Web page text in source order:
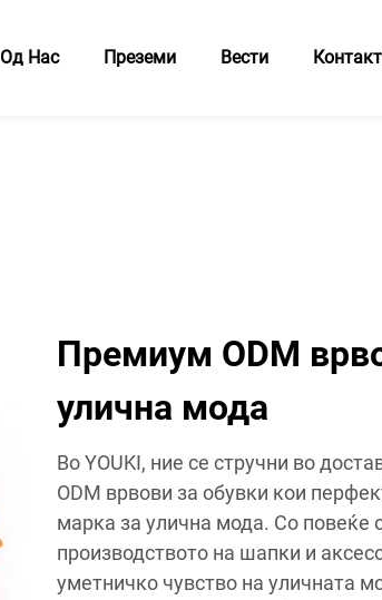
Од Нас Преземи Вести
Премиум ODM
улична мода
Во YOUKI, ние се стручни во
ODM врвови за обувки кои
марка за улична мода. Со повеќе
производството на шапки и
уметничко чувство на уличната